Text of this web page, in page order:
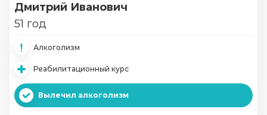
Дмитрий Иванович
51 год
Алкоголизм
Реабилитационный курс
Вылечил алкоголизм